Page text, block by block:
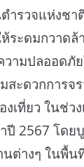
รวจแห่งชา
ระดมกวาดล้
ามปลออดภั
ะดวกการจ
เที่ยว ในช่วง
ปี 2567 โดย
ต่างๆ ในพื้น